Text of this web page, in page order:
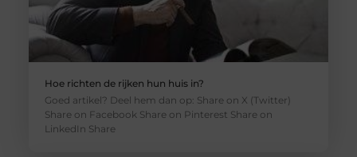
Hoe richten de rijken hun huis in?
Goed artikel? Deel hem dan op: Share on X (Twitter)
Share on Facebook Share on Pinterest Share on
LinkedIn Share